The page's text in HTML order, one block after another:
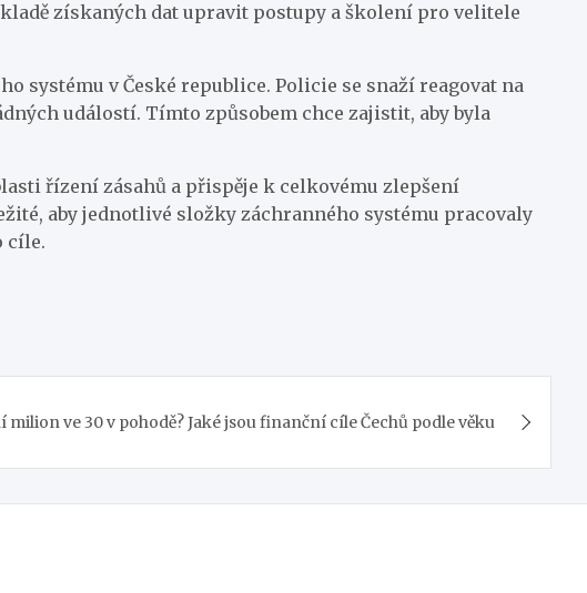
získaných dat upravit postupy a školení pro velitele
systému v České republice. Policie se snaží reagovat na
událostí. Tímto způsobem chce zajistit, aby byla
řízení zásahů a přispěje k celkovému zlepšení
aby jednotlivé složky záchranného systému pracovaly
cíle.
milion ve 30 v pohodě? Jaké jsou finanční cíle Čechů podle věku